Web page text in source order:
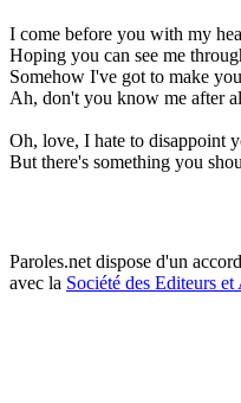
I come before you with my
Hoping you can see me
Somehow I've got to make
Ah, don't you know me after
Oh, love, I hate to disappoint
But there's something you
Paroles.net dispose d'un
avec la Société des Editeurs